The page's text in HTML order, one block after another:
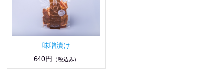
味噌漬け
640円
（税込み）